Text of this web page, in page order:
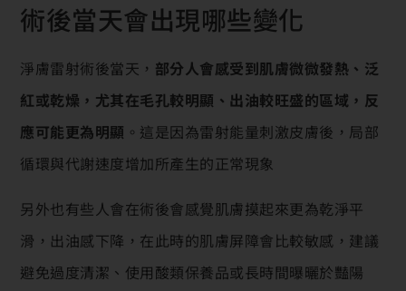
術後當天會出現哪些變化
淨膚雷射術後當天， 部分人會感受到肌膚微微發熱、泛
紅或乾燥，尤其在毛孔較明顯、出油較旺盛的區域，反
應可能更為明顯 。這是因為雷射能量刺激皮膚後，局部
循環與代謝速度增加所產生的正常現象
另外也有些人會在術後會感覺肌膚摸起來更為乾淨平
滑，出油感下降，在此時的肌膚屏障會比較敏感，建議
避免過度清潔、使用酸類保養品或長時間曝曬於豔陽